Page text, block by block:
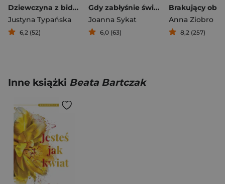
Dziewczyna z bidula
Justyna Typańska
6,2 (52)
Gdy zabłyśnie światło
Joanna Sykat
6,0 (63)
Brakujący
Anna Ziobro
8,2 (257)
Inne książki Beata Bartczak